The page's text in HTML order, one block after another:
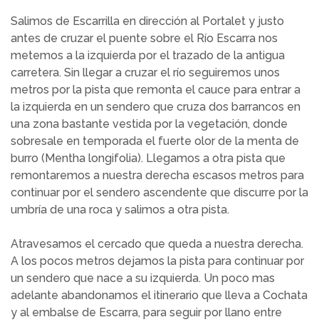
Salimos de Escarrilla en dirección al Portalet y justo
antes de cruzar el puente sobre el Río Escarra nos
metemos a la izquierda por el trazado de la antigua
carretera. Sin llegar a cruzar el río seguiremos unos
metros por la pista que remonta el cauce para entrar a
la izquierda en un sendero que cruza dos barrancos en
una zona bastante vestida por la vegetación, donde
sobresale en temporada el fuerte olor de la menta de
burro (Mentha longifolia). Llegamos a otra pista que
remontaremos a nuestra derecha escasos metros para
continuar por el sendero ascendente que discurre por la
umbría de una roca y salimos a otra pista.
Atravesamos el cercado que queda a nuestra derecha.
A los pocos metros dejamos la pista para continuar por
un sendero que nace a su izquierda. Un poco mas
adelante abandonamos el itinerario que lleva a Cochata
y al embalse de Escarra, para seguir por llano entre